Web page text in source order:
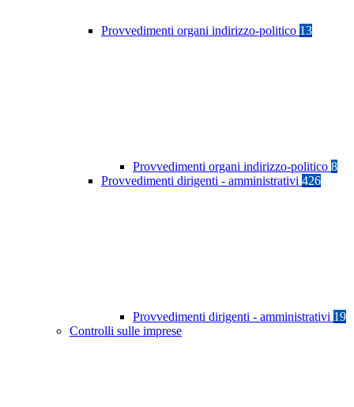
Provvedimenti organi indirizzo-politico 13
Provvedimenti organi indirizzo-politico 8
Provvedimenti dirigenti - amministrativi 426
Provvedimenti dirigenti - amministrativi 19
Controlli sulle imprese